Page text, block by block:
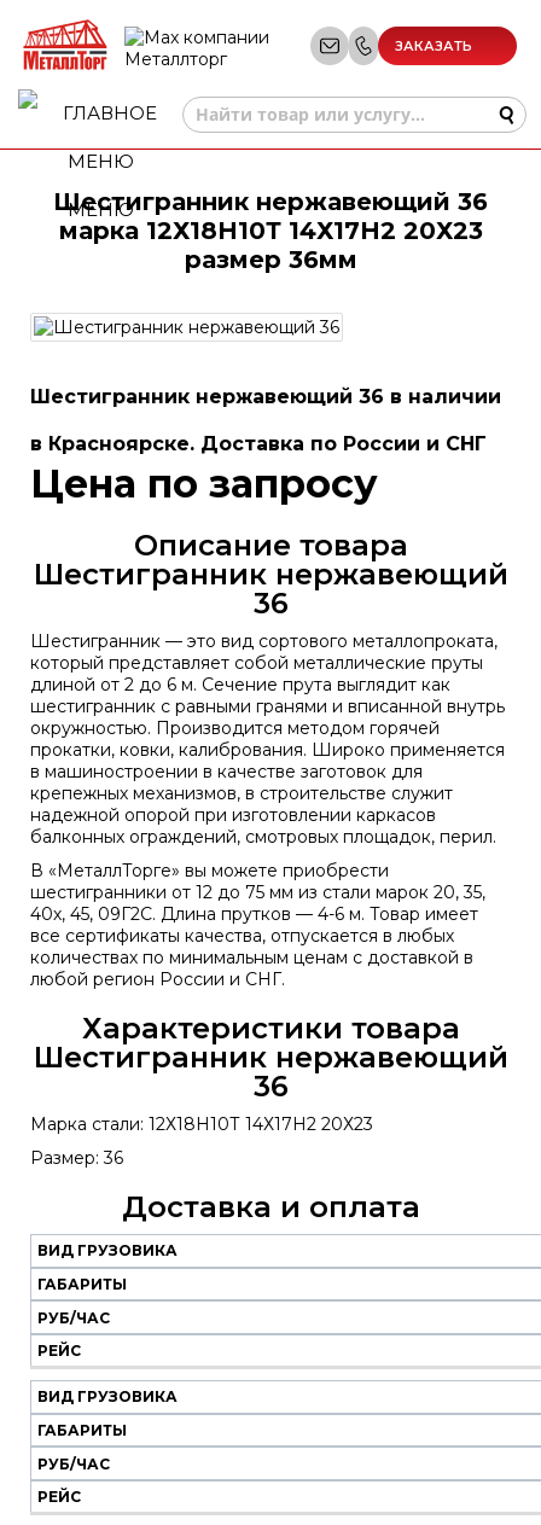
ЗАКАЗАТЬ
МЕНЮ
Шестигранник нержавеющий 36
марка 12Х18Н10Т 14Х17Н2 20Х23
размер 36мм
Шестигранник нержавеющий 36 в наличии
в Красноярске. Доставка по России и СНГ
Цена по запросу
Описание товара
Шестигранник нержавеющий
36
Шестигранник — это вид сортового металлопроката,
который представляет собой металлические пруты
длиной от 2 до 6 м. Сечение прута выглядит как
шестигранник с равными гранями и вписанной внутрь
окружностью. Производится методом горячей
прокатки, ковки, калибрования. Широко применяется
в машиностроении в качестве заготовок для
крепежных механизмов, в строительстве служит
надежной опорой при изготовлении каркасов
балконных ограждений, смотровых площадок, перил.
В «МеталлТорге» вы можете приобрести
шестигранники от 12 до 75 мм из стали марок 20, 35,
40х, 45, 09Г2С. Длина прутков — 4-6 м. Товар имеет
все сертификаты качества, отпускается в любых
количествах по минимальным ценам с доставкой в
любой регион России и СНГ.
Характеристики товара
Шестигранник нержавеющий
36
Марка стали: 12Х18Н10Т 14Х17Н2 20Х23
Размер: 36
Доставка и оплата
Наш
транспорт
Вид
грузовика
Габариты
Руб/
час
Рейс
ВИД ГРУЗОВИКА
ГАБАРИТЫ
РУБ/ЧАС
РЕЙС
ВИД ГРУЗОВИКА
ГАБАРИТЫ
РУБ/ЧАС
РЕЙС